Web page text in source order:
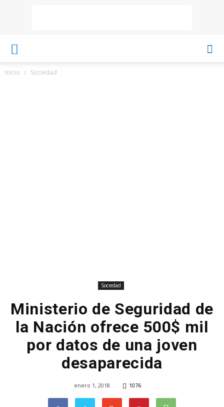
Inicio Sociedad
Sociedad
Ministerio de Seguridad de
la Nación ofrece 500$ mil
por datos de una joven
desaparecida
enero 1, 2018 1076